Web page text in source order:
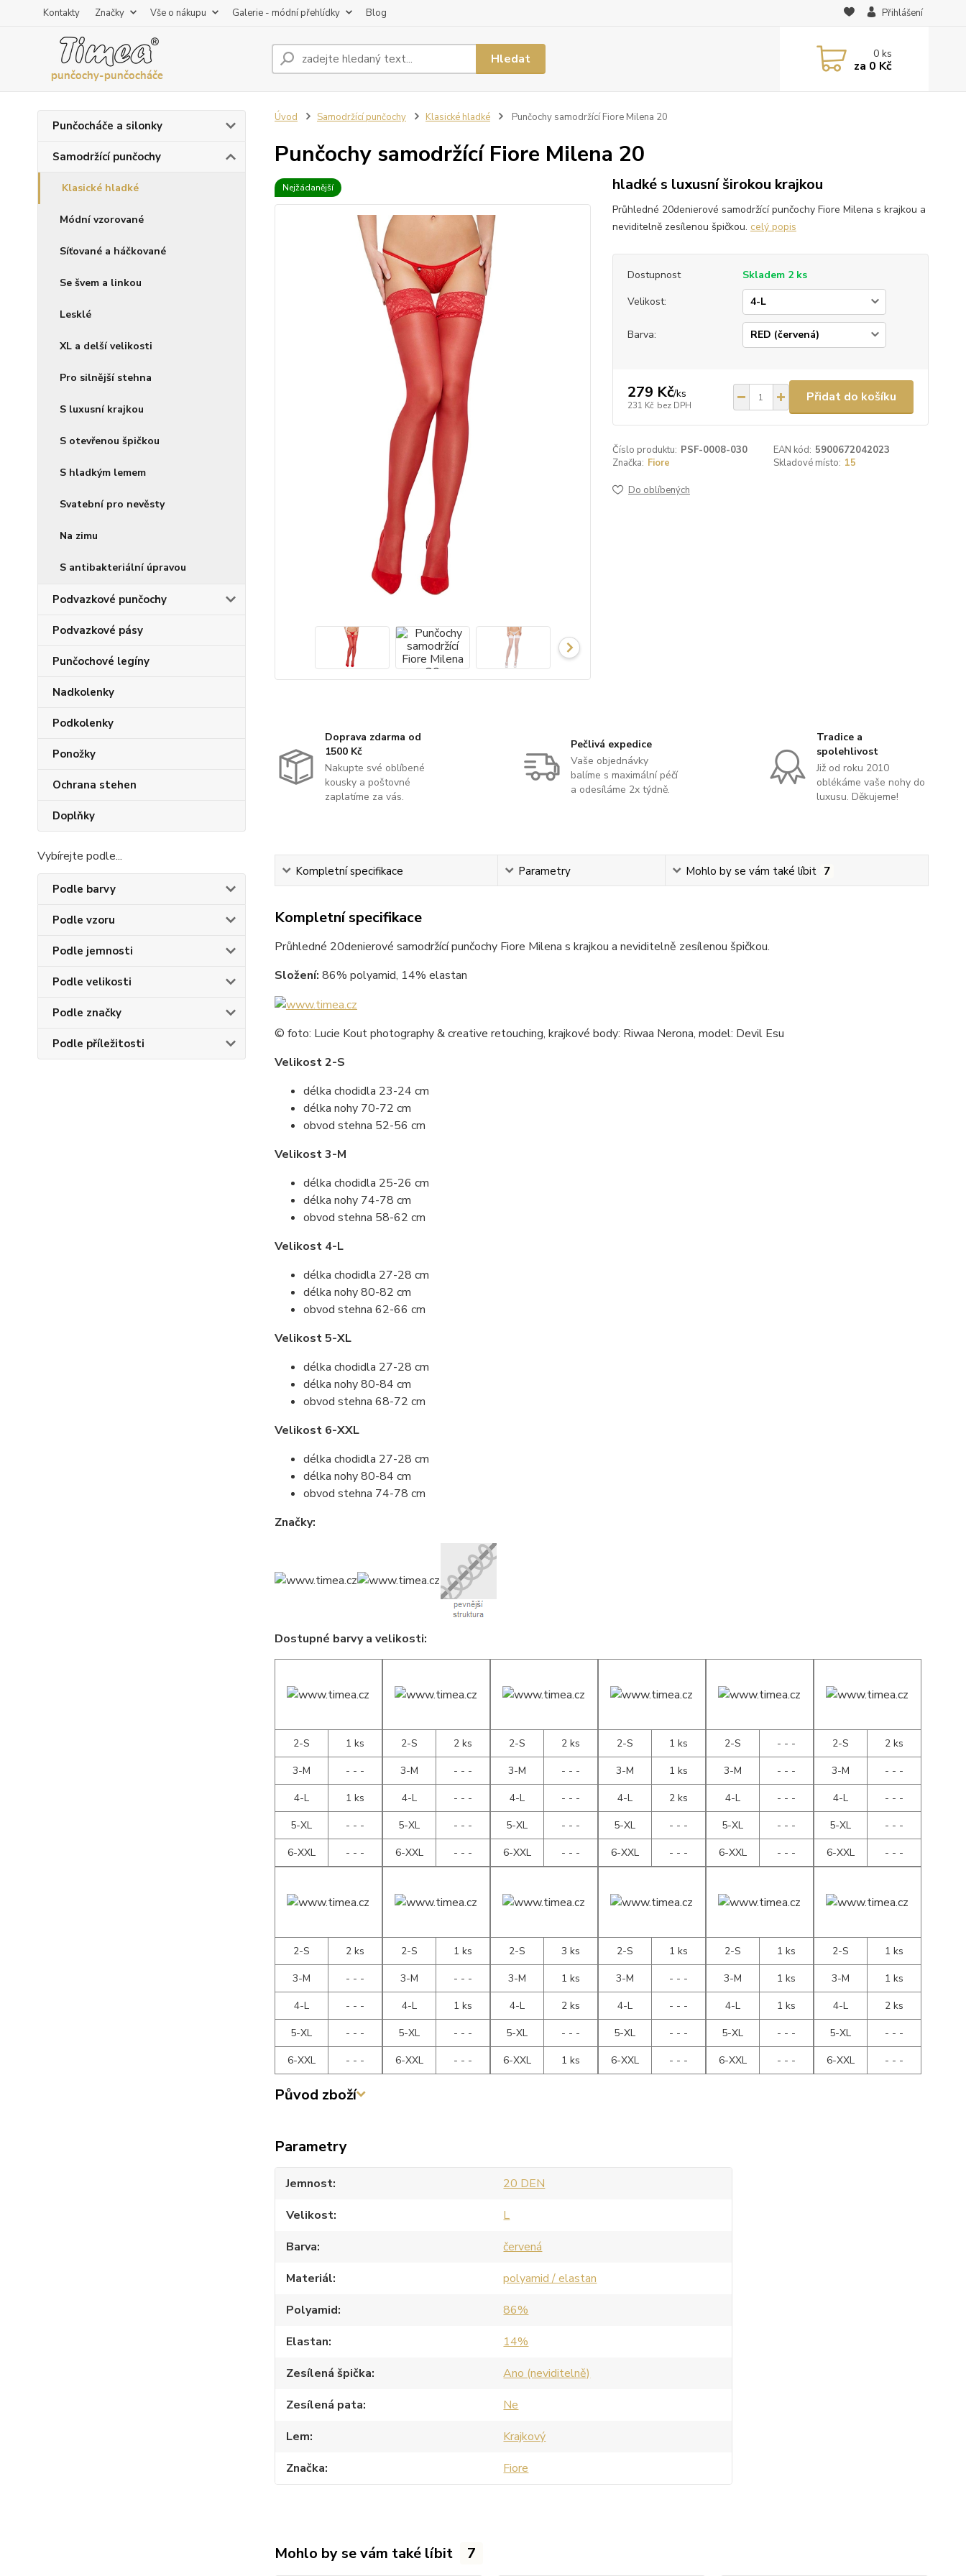
Kontakty Značky Vše o nákupu Galerie - módní přehlídky Blog Přihlášení
Hledat 0ks
za 0 Kč
Punčocháče a silonky
Samodržící punčochy
Klasické hladké
Módní vzorované
Síťované a háčkované
Se švem a linkou
Lesklé
XL a delší velikosti
Pro silnější stehna
S luxusní krajkou
S otevřenou špičkou
S hladkým lemem
Svatební pro nevěsty
Na zimu
S antibakteriální úpravou
Podvazkové punčochy
Podvazkové pásy
Punčochové legíny
Nadkolenky
Podkolenky
Ponožky
Ochrana stehen
Doplňky
Vybírejte podle...
Podle barvy
Podle vzoru
Podle jemnosti
Podle velikosti
Podle značky
Podle příležitosti
Úvod Samodržící punčochy Klasické hladké Punčochy samodržící Fiore Milena 20
Punčochy samodržící Fiore Milena 20
Nejžádanější hladké s luxusní širokou krajkou
Průhledné 20denierové samodržící punčochy Fiore Milena s krajkou a
neviditelně zesílenou špičkou. celý popis
Dostupnost
Skladem 2 ks
Velikost:
Barva:
279 Kč/ks
231 Kč bez DPH
Přidat do košíku
Číslo produktu: PSF-0008-030 EAN kód: 5900672042023
Značka: Fiore Skladové místo: 15
Do oblíbených
Doprava zdarma od
1500 Kč
Nakupte své oblíbené
kousky a poštovné
zaplatíme za vás.
Pečlivá expedice
Vaše objednávky
balíme s maximální péčí
a odesíláme 2x týdně.
Tradice a
spolehlivost
Již od roku 2010
oblékáme vaše nohy do
luxusu. Děkujeme!
Kompletní specifikace Parametry Mohlo by se vám také líbit 7
Kompletní specifikace
Průhledné 20denierové samodržící punčochy Fiore Milena s krajkou a neviditelně zesílenou špičkou.
Složení: 86% polyamid, 14% elastan
© foto: Lucie Kout photography & creative retouching, krajkové body: Riwaa Nerona, model: Devil Esu
Velikost 2-S
délka chodidla 23-24 cm
délka nohy 70-72 cm
obvod stehna 52-56 cm
Velikost 3-M
délka chodidla 25-26 cm
délka nohy 74-78 cm
obvod stehna 58-62 cm
Velikost 4-L
délka chodidla 27-28 cm
délka nohy 80-82 cm
obvod stehna 62-66 cm
Velikost 5-XL
délka chodidla 27-28 cm
délka nohy 80-84 cm
obvod stehna 68-72 cm
Velikost 6-XXL
délka chodidla 27-28 cm
délka nohy 80-84 cm
obvod stehna 74-78 cm
Značky:
Dostupné barvy a velikosti:
2-S
1 ks
3-M
- - -
4-L
1 ks
5-XL
- - -
6-XXL
- - -
2-S
2 ks
3-M
- - -
4-L
- - -
5-XL
- - -
6-XXL
- - -
2-S
2 ks
3-M
- - -
4-L
- - -
5-XL
- - -
6-XXL
- - -
2-S
1 ks
3-M
1 ks
4-L
2 ks
5-XL
- - -
6-XXL
- - -
2-S
- - -
3-M
- - -
4-L
- - -
5-XL
- - -
6-XXL
- - -
2-S
2 ks
3-M
- - -
4-L
- - -
5-XL
- - -
6-XXL
- - -
2-S
2 ks
3-M
- - -
4-L
- - -
5-XL
- - -
6-XXL
- - -
2-S
1 ks
3-M
- - -
4-L
1 ks
5-XL
- - -
6-XXL
- - -
2-S
3 ks
3-M
1 ks
4-L
2 ks
5-XL
- - -
6-XXL
1 ks
2-S
1 ks
3-M
- - -
4-L
- - -
5-XL
- - -
6-XXL
- - -
2-S
1 ks
3-M
1 ks
4-L
1 ks
5-XL
- - -
6-XXL
- - -
2-S
1 ks
3-M
1 ks
4-L
2 ks
5-XL
- - -
6-XXL
- - -
Původ zboží
Parametry
Jemnost
20 DEN
Velikost
L
Barva
červená
Materiál
polyamid / elastan
Polyamid
86%
Elastan
14%
Zesílená špička
Ano (neviditelně)
Zesílená pata
Ne
Lem
Krajkový
Značka
Fiore
Mohlo by se vám také líbit 7